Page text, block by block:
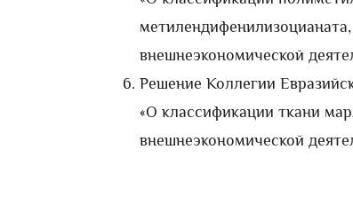
внешнеэкономической
Решение Коллегии
«О классификации ткани
внешнеэкономической